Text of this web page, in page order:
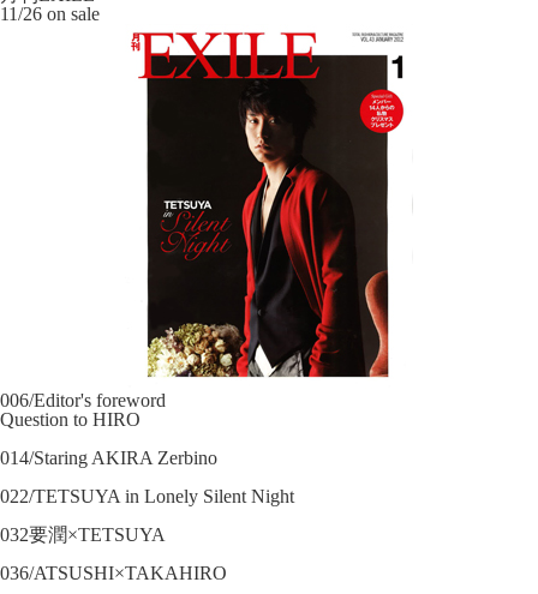
11/26 on sale
006/Editor's foreword
Question to HIRO
014/Staring AKIRA Zerbino
022/TETSUYA in Lonely Silent Night
032要潤×TETSUYA
036/ATSUSHI×TAKAHIRO